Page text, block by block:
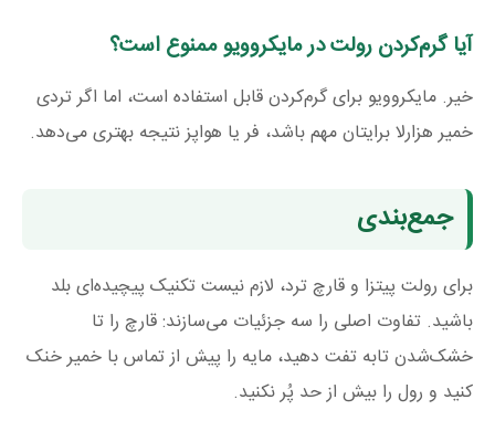
آیا گرم‌کردن رولت در مایکروویو ممنوع است؟
خیر. مایکروویو برای گرم‌کردن قابل استفاده است، اما اگر تردی
خمیر هزارلا برایتان مهم باشد، فر یا هواپز نتیجه بهتری می‌دهد.
جمع‌بندی
برای رولت پیتزا و قارچ ترد، لازم نیست تکنیک پیچیده‌ای بلد
باشید. تفاوت اصلی را سه جزئیات می‌سازند: قارچ را تا
خشک‌شدن تابه تفت دهید، مایه را پیش از تماس با خمیر خنک
کنید و رول را بیش از حد پُر نکنید.